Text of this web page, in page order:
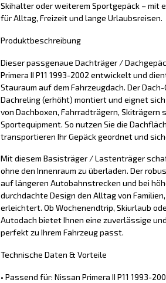
Skihalter oder weiterem Sportgepäck – mit
für Alltag, Freizeit und lange Urlaubsreisen.
Produktbeschreibung
Dieser passgenaue Dachträger /
Primera II P11 1993-2002 entwickelt und
Stauraum auf dem Fahrzeugdach. Der
Dachreling (erhöht) montiert und eignet
von Dachboxen, Fahrradträgern, Skiträgern
Sportequipment. So nutzen Sie die
transportieren Ihr Gepäck geordnet und
Mit diesem Basisträger / Lastenträger
ohne den Innenraum zu überladen. Der
auf längeren Autobahnstrecken und bei
durchdachte Design den Alltag von
erleichtert. Ob Wochenendtrip, Skiurlaub
Autodach bietet Ihnen eine zuverlässige
perfekt zu Ihrem Fahrzeug passt.
Technische Daten & Vorteile
• Passend für: Nissan Primera II P11 1993-